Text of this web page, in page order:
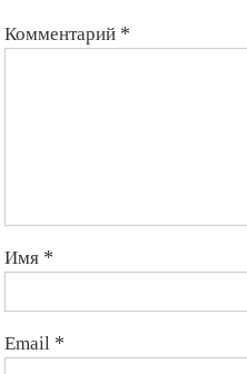
Комментарий *
Имя *
Email *